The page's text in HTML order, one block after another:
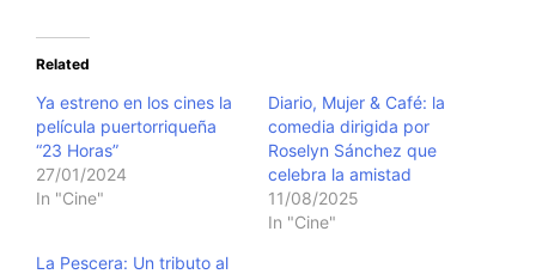
Related
Ya estreno en los cines la
película puertorriqueña
“23 Horas”
27/01/2024
In "Cine"
Diario, Mujer & Café: la
comedia dirigida por
Roselyn Sánchez que
celebra la amistad
11/08/2025
In "Cine"
La Pescera: Un tributo al